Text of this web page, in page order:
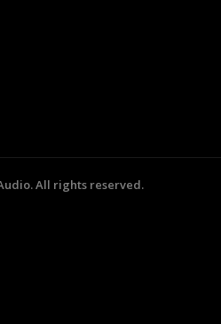
All rights reserved.